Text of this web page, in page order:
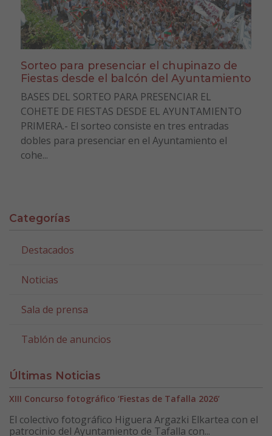
Sorteo para presenciar el chupinazo de
Fiestas desde el balcón del Ayuntamiento
BASES DEL SORTEO PARA PRESENCIAR EL
COHETE DE FIESTAS DESDE EL AYUNTAMIENTO
PRIMERA.- El sorteo consiste en tres entradas
dobles para presenciar en el Ayuntamiento el
cohe...
Categorías
Destacados
Noticias
Sala de prensa
Tablón de anuncios
Últimas Noticias
XIII Concurso fotográfico ‘Fiestas de Tafalla 2026’
El colectivo fotográfico Higuera Argazki Elkartea con el
patrocinio del Ayuntamiento de Tafalla con...